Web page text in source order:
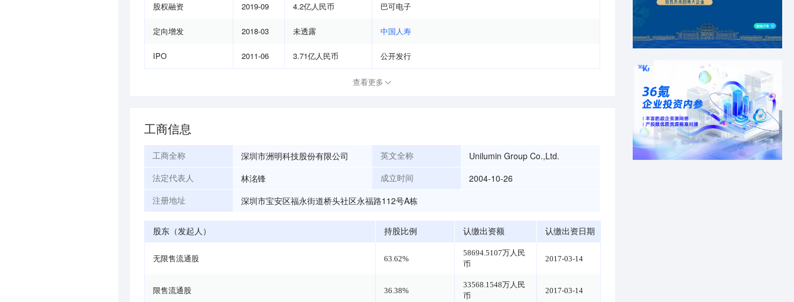
股权融资 2019-09 4.2亿人民币 巴可电子
定向增发 2018-03 未透露 中国人寿
IPO 2011-06 3.71亿人民币 公开发行
查看更多
工商信息
工商全称 深圳市洲明科技股份有限公司 英文全称 Unilumin Group Co.,Ltd.
法定代表人 林洺锋 成立时间 2004-10-26
注册地址 深圳市宝安区福永街道桥头社区永福路112号A栋
股东（发起人） 持股比例 认缴出资额 认缴出资日期
无限售流通股 63.62%
58694.5107万人民
币
2017-03-14
限售流通股 36.38%
33568.1548万人民
币
2017-03-14